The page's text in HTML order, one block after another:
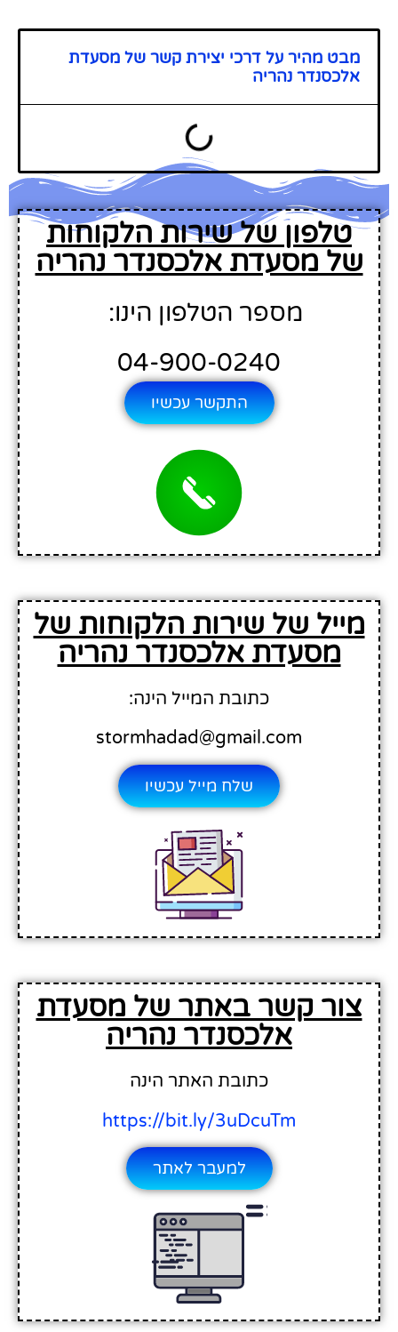
מבט מהיר על דרכי יצירת קשר של מסעדת
אלכסנדר נהריה
טלפון של שירות הלקוחות
של מסעדת אלכסנדר נהריה
מספר הטלפון הינו:
04-900-0240
התקשר עכשיו
מייל של שירות הלקוחות של
מסעדת אלכסנדר נהריה
כתובת המייל הינה:
stormhadad@gmail.com
שלח מייל עכשיו
צור קשר באתר של מסעדת
אלכסנדר נהריה
כתובת האתר הינה
https://bit.ly/3uDcuTm
למעבר לאתר